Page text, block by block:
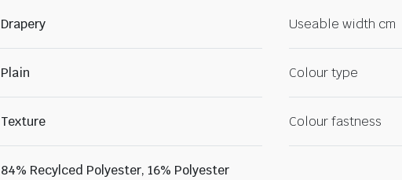
Drapery Useable width cm
Plain Colour type
Texture Colour fastness
84% Recylced Polyester, 16% Polyester